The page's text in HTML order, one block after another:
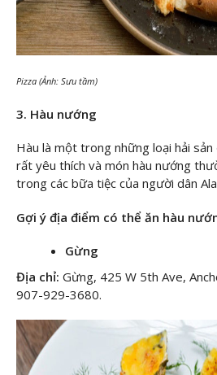
Pizza (Ảnh: Sưu tầm)
3. Hàu nướng
Hàu là một trong những loại hải
rất yêu thích và món hàu nướng
trong các bữa tiệc của người dân
Gợi ý địa điểm có thể ăn hàu
Gừng
Địa chỉ: Gừng, 425 W 5th Ave,
907-929-3680.